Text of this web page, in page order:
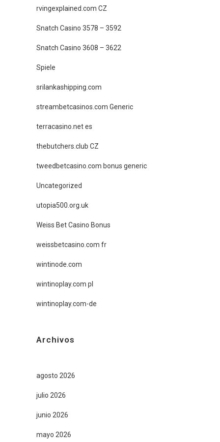
rvingexplained.com CZ
Snatch Casino 3578 – 3592
Snatch Casino 3608 – 3622
Spiele
srilankashipping.com
streambetcasinos.com Generic
terracasino.net es
thebutchers.club CZ
tweedbetcasino.com bonus generic
Uncategorized
utopia500.org.uk
Weiss Bet Casino Bonus
weissbetcasino.com fr
wintinode.com
wintinoplay.com pl
wintinoplay.com-de
Archivos
agosto 2026
julio 2026
junio 2026
mayo 2026